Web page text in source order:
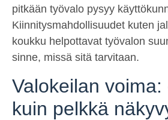
pitkään työvalo pysyy
Kiinnitysmahdollisuudet kuten
koukku helpottavat työvalon
sinne, missä sitä tarvitaan.
Valokeilan
kuin pelkkä